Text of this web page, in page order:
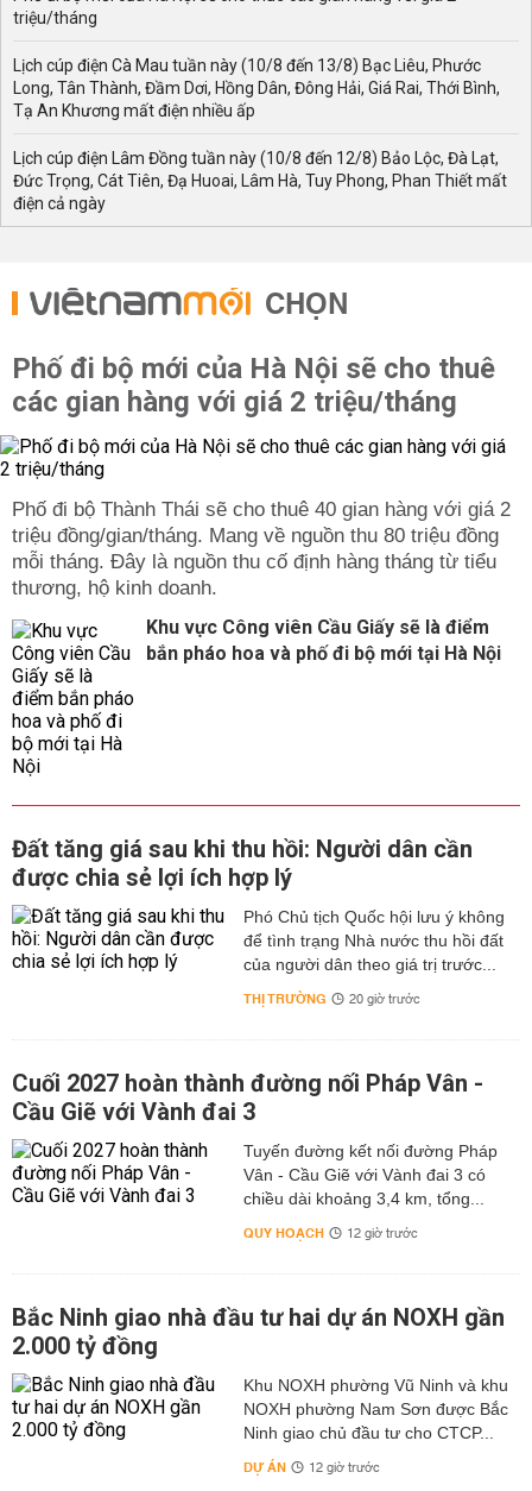
triệu/tháng
Lịch cúp điện Cà Mau tuần này (10/8 đến 13/8) Bạc Liêu, Phước
Long, Tân Thành, Đầm Dơi, Hồng Dân, Đông Hải, Giá Rai, Thới Bình,
Tạ An Khương mất điện nhiều ấp
Lịch cúp điện Lâm Đồng tuần này (10/8 đến 12/8) Bảo Lộc, Đà Lạt,
Đức Trọng, Cát Tiên, Đạ Huoai, Lâm Hà, Tuy Phong, Phan Thiết mất
điện cả ngày
CHỌN
Phố đi bộ mới của Hà Nội sẽ cho thuê
các gian hàng với giá 2 triệu/tháng
Phố đi bộ Thành Thái sẽ cho thuê 40 gian hàng với giá 2
triệu đồng/gian/tháng. Mang về nguồn thu 80 triệu đồng
mỗi tháng. Đây là nguồn thu cố định hàng tháng từ tiểu
thương, hộ kinh doanh.
Khu vực Công viên Cầu Giấy sẽ là điểm
bắn pháo hoa và phố đi bộ mới tại Hà Nội
Đất tăng giá sau khi thu hồi: Người dân cần
được chia sẻ lợi ích hợp lý
Phó Chủ tịch Quốc hội lưu ý không
để tình trạng Nhà nước thu hồi đất
của người dân theo giá trị trước...
THỊ TRƯỜNG 20 giờ trước
Cuối 2027 hoàn thành đường nối Pháp Vân -
Cầu Giẽ với Vành đai 3
Tuyến đường kết nối đường Pháp
Vân - Cầu Giẽ với Vành đai 3 có
chiều dài khoảng 3,4 km, tổng...
QUY HOẠCH 12 giờ trước
Bắc Ninh giao nhà đầu tư hai dự án NOXH gần
2.000 tỷ đồng
Khu NOXH phường Vũ Ninh và khu
NOXH phường Nam Sơn được Bắc
Ninh giao chủ đầu tư cho CTCP...
DỰ ÁN 12 giờ trước